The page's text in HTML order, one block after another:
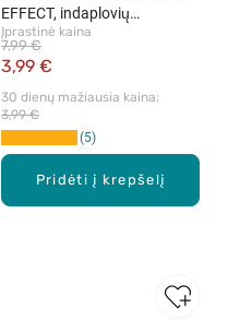
Pridėti į krepšelį
EFFECT, indaplovių
skalavimo priemonė, 750 ml
Įprastinė kaina
3,99 €
7,99 €
30 dienų mažiausia kaina:
3,99 €
5